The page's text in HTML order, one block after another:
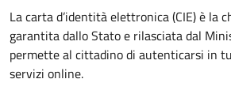
La carta d’identità elettronica (CIE) è la
garantita dallo Stato e rilasciata dal
permette al cittadino di autenticarsi in
servizi online.